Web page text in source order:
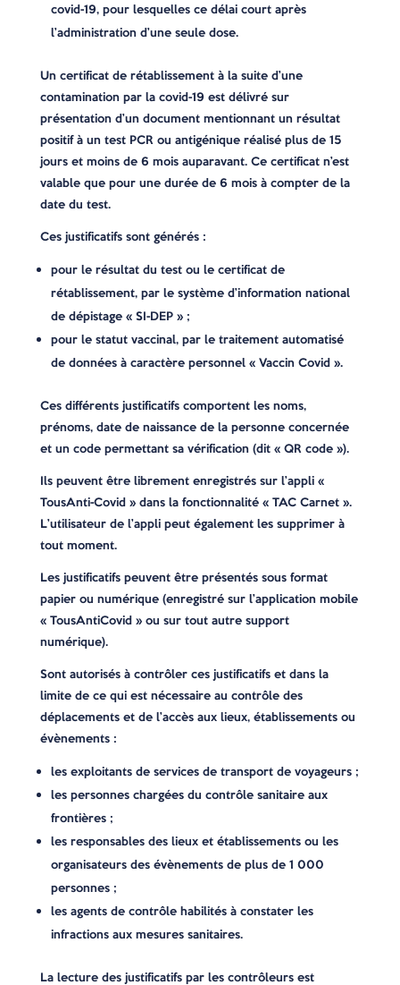
covid-19, pour lesquelles ce délai court après
l’administration d’une seule dose.
Un certificat de rétablissement à la suite d’une
contamination par la covid-19 est délivré sur
présentation d’un document mentionnant un résultat
positif à un test PCR ou antigénique réalisé plus de 15
jours et moins de 6 mois auparavant. Ce certificat n’est
valable que pour une durée de 6 mois à compter de la
date du test.
Ces justificatifs sont générés :
pour le résultat du test ou le certificat de
rétablissement, par le système d’information national
de dépistage « SI-DEP » ;
pour le statut vaccinal, par le traitement automatisé
de données à caractère personnel « Vaccin Covid ».
Ces différents justificatifs comportent les noms,
prénoms, date de naissance de la personne concernée
et un code permettant sa vérification (dit « QR code »).
Ils peuvent être librement enregistrés sur l’appli «
TousAnti-Covid » dans la fonctionnalité « TAC Carnet ».
L’utilisateur de l’appli peut également les supprimer à
tout moment.
Les justificatifs peuvent être présentés sous format
papier ou numérique (enregistré sur l’application mobile
« TousAntiCovid » ou sur tout autre support
numérique).
Sont autorisés à contrôler ces justificatifs et dans la
limite de ce qui est nécessaire au contrôle des
déplacements et de l’accès aux lieux, établissements ou
évènements :
les exploitants de services de transport de voyageurs ;
les personnes chargées du contrôle sanitaire aux
frontières ;
les responsables des lieux et établissements ou les
organisateurs des évènements de plus de 1 000
personnes ;
les agents de contrôle habilités à constater les
infractions aux mesures sanitaires.
La lecture des justificatifs par les contrôleurs est